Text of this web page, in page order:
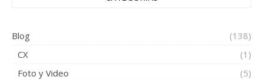
Blog
(138)
CX
(1)
Foto y Video
(5)